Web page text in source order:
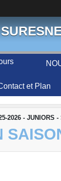
et Plan
2026 - JUNIORS -